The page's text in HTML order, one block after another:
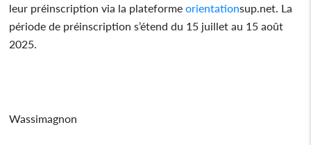
leur préinscription via la plateforme orientationsup.net. La
période de préinscription s’étend du 15 juillet au 15 août
2025.
Wassimagnon